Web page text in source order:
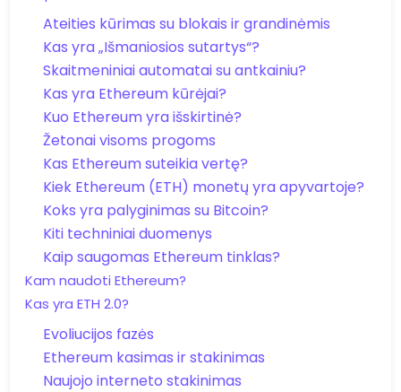
Ateities kūrimas su blokais ir grandinėmis
Kas yra „Išmaniosios sutartys“?
Skaitmeniniai automatai su antkainiu?
Kas yra Ethereum kūrėjai?
Kuo Ethereum yra išskirtinė?
Žetonai visoms progoms
Kas Ethereum suteikia vertę?
Kiek Ethereum (ETH) monetų yra apyvartoje?
Koks yra palyginimas su Bitcoin?
Kiti techniniai duomenys
Kaip saugomas Ethereum tinklas?
Kam naudoti Ethereum?
Kas yra ETH 2.0?
Evoliucijos fazės
Ethereum kasimas ir stakinimas
Naujojo interneto stakinimas